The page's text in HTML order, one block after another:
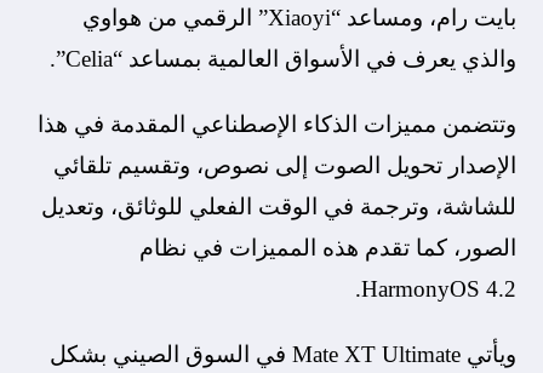
بايت رام، ومساعد “Xiaoyi” الرقمي من هواوي
والذي يعرف في الأسواق العالمية بمساعد “Celia”.
وتتضمن مميزات الذكاء الإصطناعي المقدمة في هذا
الإصدار تحويل الصوت إلى نصوص، وتقسيم تلقائي
للشاشة، وترجمة في الوقت الفعلي للوثائق، وتعديل
الصور، كما تقدم هذه المميزات في نظام
HarmonyOS 4.2.
ويأتي Mate XT Ultimate في السوق الصيني بشكل